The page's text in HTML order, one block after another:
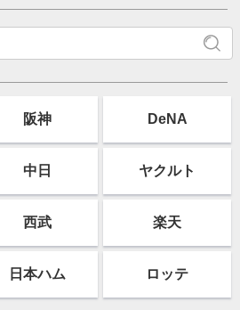
阪神 DeNA
中日 ヤクルト
西武 楽天
日本ハム ロッテ